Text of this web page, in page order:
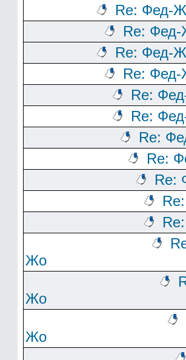
Re: Фед-
Re:
Re: Фед-
Re:
Re:
Re:
Re:
Re:
Re:
Жо
Жо
Жо